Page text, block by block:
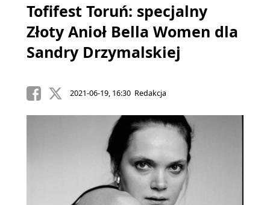
Tofifest Toruń: specjalny
Złoty Anioł Bella Women dla
Sandry Drzymalskiej
2021-06-19, 16:30 Redakcja